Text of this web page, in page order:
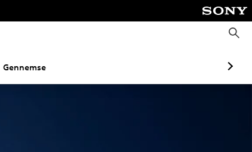
S
ø
Gennemse